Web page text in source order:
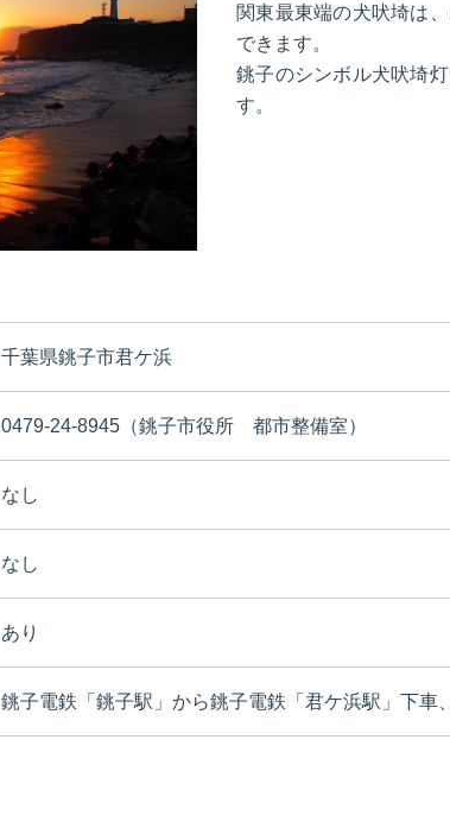
関東最東端の犬吠埼は
できます。
銚子のシンボル犬吠埼
す。
千葉県銚子市君ケ浜
0479-24-8945（銚子市役所 都市整備室）
なし
なし
あり
銚子電鉄「銚子駅」から銚子電鉄「君ケ浜駅」下車